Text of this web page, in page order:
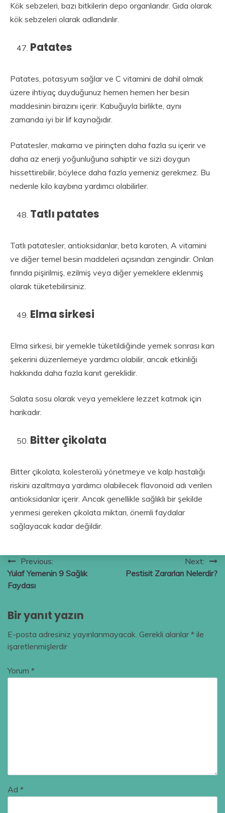
Kök sebzeleri, bazı bitkilerin depo organlarıdır. Gıda olarak
kök sebzeleri olarak adlandırılır.
Patates
Patates, potasyum sağlar ve C vitamini de dahil olmak
üzere ihtiyaç duyduğunuz hemen hemen her besin
maddesinin birazını içerir. Kabuğuyla birlikte, aynı
zamanda iyi bir lif kaynağıdır.
Patatesler, makarna ve pirinçten daha fazla su içerir ve
daha az enerji yoğunluğuna sahiptir ve sizi doygun
hissettirebilir, böylece daha fazla yemeniz gerekmez. Bu
nedenle kilo kaybına yardımcı olabilirler.
Tatlı patates
Tatlı patatesler, antioksidanlar, beta karoten, A vitamini
ve diğer temel besin maddeleri açısından zengindir. Onları
fırında pişirilmiş, ezilmiş veya diğer yemeklere eklenmiş
olarak tüketebilirsiniz.
Elma sirkesi
Elma sirkesi, bir yemekle tüketildiğinde yemek sonrası kan
şekerini düzenlemeye yardımcı olabilir, ancak etkinliği
hakkında daha fazla kanıt gereklidir.
Salata sosu olarak veya yemeklere lezzet katmak için
harikadır.
Bitter çikolata
Bitter çikolata, kolesterolü yönetmeye ve kalp hastalığı
riskini azaltmaya yardımcı olabilecek flavonoid adı verilen
antioksidanlar içerir. Ancak genellikle sağlıklı bir şekilde
yenmesi gereken çikolata miktarı, önemli faydalar
sağlayacak kadar değildir.
Yazı
gezinmesi
Previous:
Yulaf Yemenin 9 Sağlık
Faydası
Next:
Pestisit Zararları Nelerdir?
Bir yanıt yazın
E-posta adresiniz yayınlanmayacak. Gerekli alanlar* ile
işaretlenmişlerdir
Yorum *
Ad *